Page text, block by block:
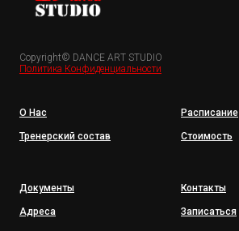
Copyright© DANCE ART STUDIO
Политика Конфиденциальности
О Нас
Тренерский состав
Расписание
Стоимость
Документы
Адреса
Контакты
Записаться